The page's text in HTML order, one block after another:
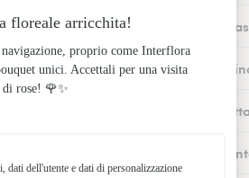
Fioristi a
Fioristi a
Fioristi a
Fioristi a